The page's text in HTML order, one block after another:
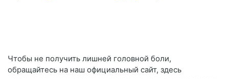
Чтобы не получить лишней головной боли,
обращайтесь на наш официальный сайт, здесь